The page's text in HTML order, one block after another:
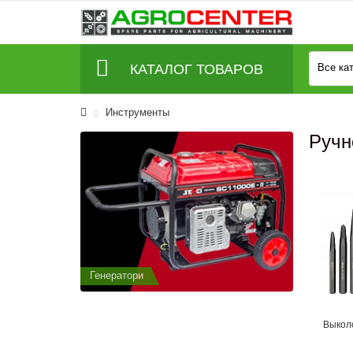
КАТАЛОГ ТОВАРОВ Все
Инструменты
Генератори